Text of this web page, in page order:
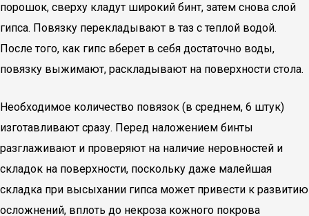
порошок, сверху кладут широкий бинт, затем снова слой
гипса. Повязку перекладывают в таз с теплой водой.
После того, как гипс вберет в себя достаточно воды,
повязку выжимают, раскладывают на поверхности стола.
Необходимое количество повязок (в среднем, 6 штук)
изготавливают сразу. Перед наложением бинты
разглаживают и проверяют на наличие неровностей и
складок на поверхности, поскольку даже малейшая
складка при высыхании гипса может привести к развитию
осложнений, вплоть до некроза кожного покрова